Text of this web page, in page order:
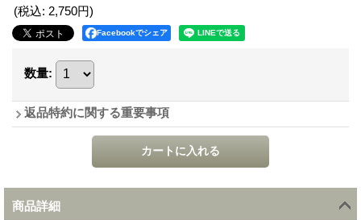
(税込: 2,750円)
Facebookでシェア
数量:
返品特約に関する重要事項
商品詳細